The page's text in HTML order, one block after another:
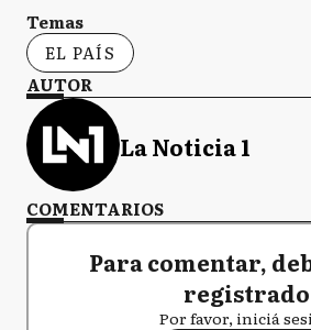
Temas
EL PAÍS
AUTOR
La Noticia 1
COMENTARIOS
Para comentar,
registrado
Por favor, iniciá